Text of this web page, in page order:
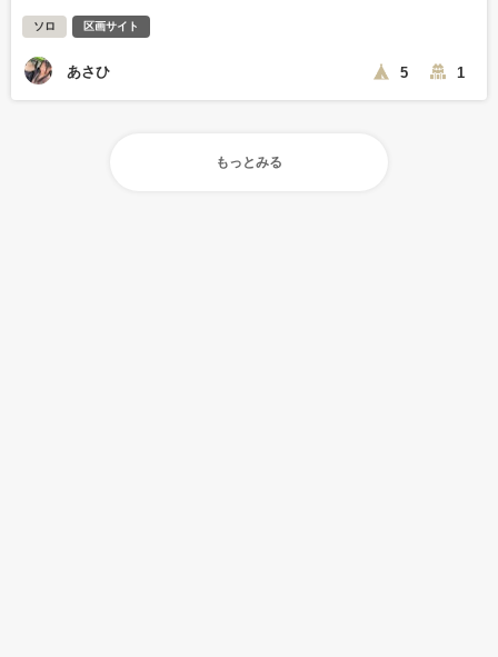
ソロ 区画サイト
あさひ 5 1
もっとみる